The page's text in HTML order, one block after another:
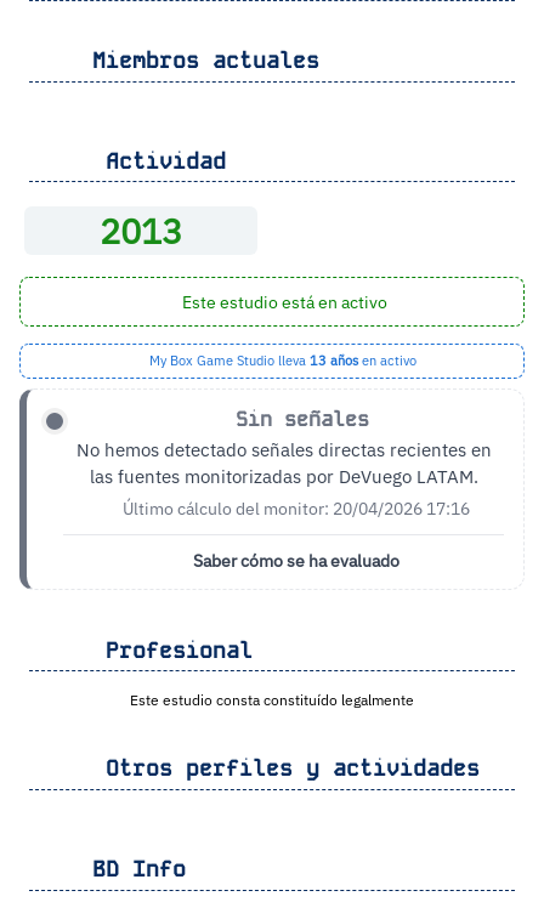
Miembros actuales
Actividad
2013
Este estudio está en activo
My Box Game Studio lleva 13 añosen activo
Sin señales
No hemos detectado señales directas recientes en
las fuentes monitorizadas por DeVuego LATAM.
Último cálculo del monitor: 20/04/2026 17:16
Saber cómo se ha evaluado
Profesional
Este estudio consta constituído legalmente
Otros perfiles y actividades
BD Info